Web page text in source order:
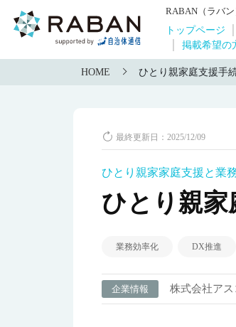
RABAN（ラバ
トップページ
掲載希望の
HOME ひとり親家庭支援手
最終更新日：2025/12/09
ひとり親家家庭支援と業
ひとり親
業務効率化 DX推進
企業情報 株式会社ア